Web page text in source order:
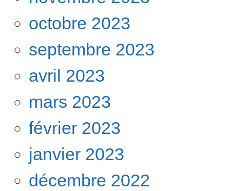
octobre 2023
septembre 2023
avril 2023
mars 2023
février 2023
janvier 2023
décembre 2022